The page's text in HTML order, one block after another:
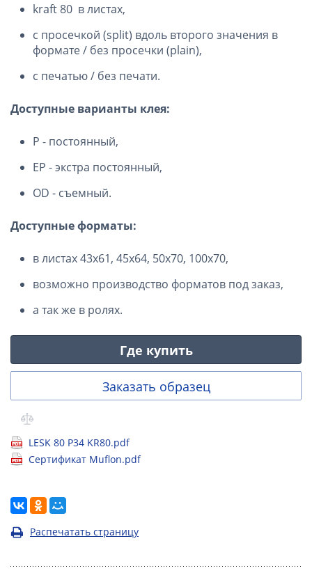
kraft 80 в листах,
с просечкой (split) вдоль второго значения в
формате / без просечки (plain),
с печатью / без печати.
Доступные варианты клея:
P - постоянный,
EP - экстра постоянный,
OD - съемный.
Доступные форматы:
в листах 43х61, 45х64, 50х70, 100х70,
возможно производство форматов под заказ,
а так же в ролях.
Где купить
Заказать образец
LESK 80 P34 KR80.pdf
Сертификат Muflon.pdf
Распечатать страницу